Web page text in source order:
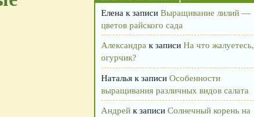
Елена к записи Выращивание лилий —
цветов райского сада
Александра к записи На что жалуетесь,
огурчик?
Наталья к записи Особенности
выращивания различных видов салата
Андрей к записи Солнечный корень на